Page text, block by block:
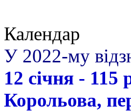
Календар
У 2022-му
12 січня - 115
Корольова,